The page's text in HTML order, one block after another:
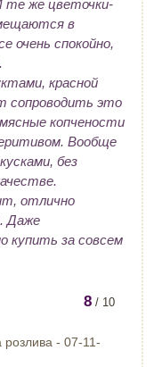
те же цветочки-
в
очень спокойно,
красной
сопроводить это
копчености
Вообще
без
отлично
Даже
купить за совсем
8 / 10
розлива - 07-11-